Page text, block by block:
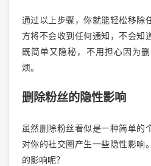
通过以上步骤，你就能轻松移除
方将不会收到任何通知，不会知
既简单又隐秘，不用担心因为
烦。
删除粉丝的隐性影响
虽然删除粉丝看似是一种简单的
对你的社交圈产生一些隐性影响
的影响呢？